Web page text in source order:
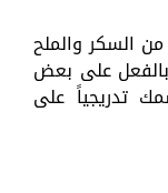
من السكر والملح
على بعض
تدريجياً على